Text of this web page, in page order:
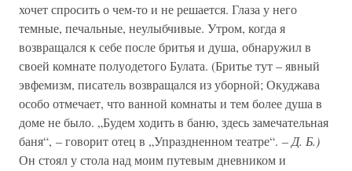
хочет спросить о чем-то и не решается. Глаза у него
темные, печальные, неулыбчивые. Утром, когда я
возвращался к себе после бритья и душа, обнаружил в
своей комнате полуодетого Булата. (Бритье тут – явный
эвфемизм, писатель возвращался из уборной; Окуджава
особо отмечает, что ванной комнаты и тем более душа в
доме не было. „Будем ходить в баню, здесь замечательная
баня“, – говорит отец в „Упраздненном театре“. – Д. Б.)
Он стоял у стола над моим путевым дневником и